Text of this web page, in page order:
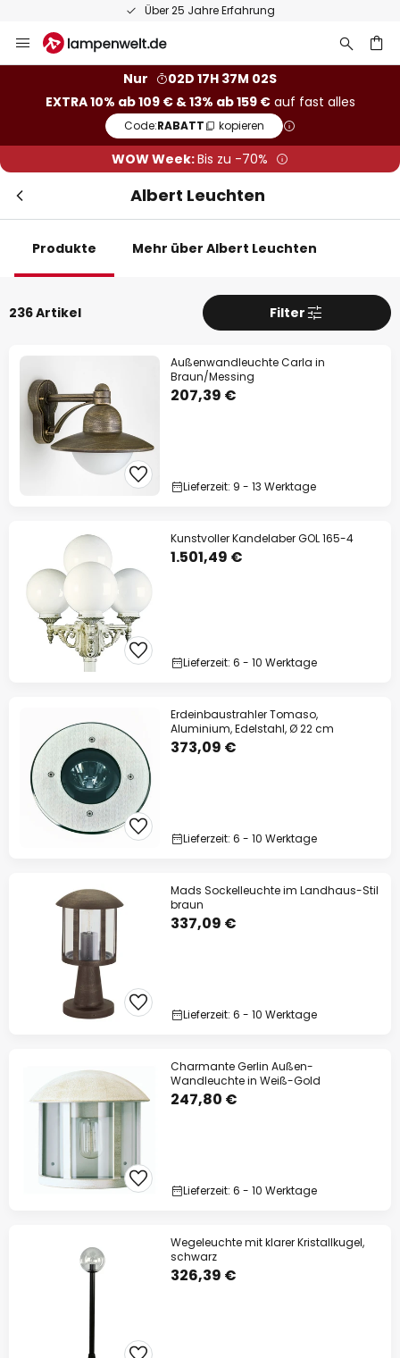
50 Tage kostenlose Retoure
Inhalt
Nur
02D 17H 37M 01S
EXTRA 10% ab 109 € & 13% ab 159 €auf fast alles
Code:RABATT kopieren
WOW Week:Bis zu -70%
Albert Leuchten
Produkte Mehr über Albert Leuchten
236 Artikel Filter
Außenwandleuchte Carla in
Braun/Messing
207,39 €
Lieferzeit: 9 - 13 Werktage
Kunstvoller Kandelaber GOL 165-4
1.501,49 €
Lieferzeit: 6 - 10 Werktage
Erdeinbaustrahler Tomaso,
Aluminium, Edelstahl, Ø 22 cm
373,09 €
Lieferzeit: 6 - 10 Werktage
Mads Sockelleuchte im Landhaus-Stil
braun
337,09 €
Lieferzeit: 6 - 10 Werktage
Charmante Gerlin Außen-
Wandleuchte in Weiß-Gold
247,80 €
Lieferzeit: 6 - 10 Werktage
Wegeleuchte mit klarer Kristallkugel,
schwarz
326,39 €
Extra-Rabatt
10% Rabattab 109 €
13% Rabatt
Ihr Code: RABATT kopieren
*Ausgenommene Hersteller